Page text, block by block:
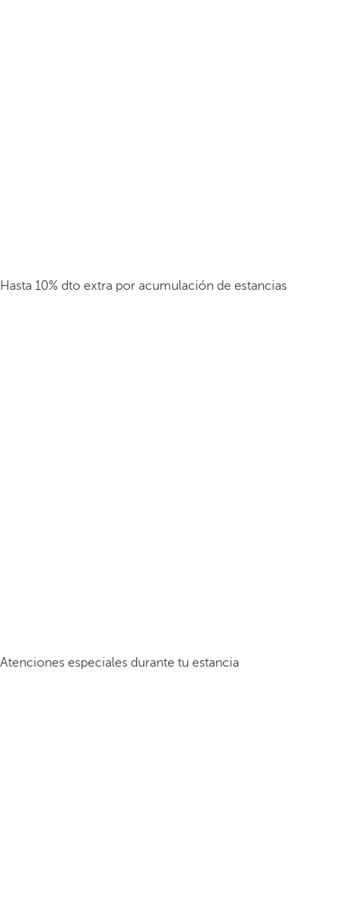
Hasta 10% dto extra por acumulación de estancias
Atenciones especiales durante tu estancia